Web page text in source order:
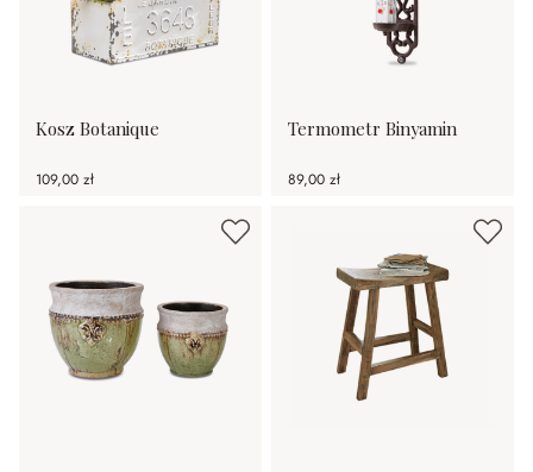
Kosz Botanique
109,00 zł
Termometr Binyamin
89,00 zł